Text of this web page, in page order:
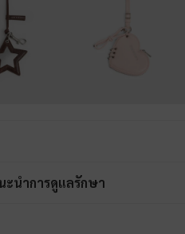
ะนำการดูแลรักษา